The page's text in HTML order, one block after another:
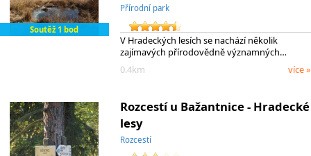
Soutěž 1 bod
Přírodní park
V Hradeckých lesích se nachází několik
zajímavých přírodovědně významných…
0.4km
více »
Rozcestí u Bažantnice - Hradecké
lesy
Rozcestí